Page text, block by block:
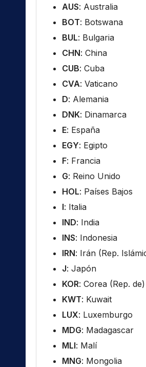
AUS: Australia
BOT: Botswana
BUL: Bulgaria
CHN: China
CUB: Cuba
CVA: Vaticano
D: Alemania
DNK: Dinamarca
E: España
EGY: Egipto
F: Francia
G: Reino Unido
HOL: Países Bajos
I: Italia
IND: India
INS: Indonesia
IRN: Irán (Rep.
J: Japón
KOR: Corea (Rep. de)
KWT: Kuwait
LUX: Luxemburgo
MDG: Madagascar
MLI: Malí
MNG: Mongolia